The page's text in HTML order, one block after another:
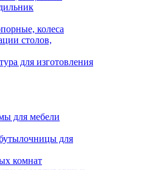
колеса
столов,
для изготовления
для мебели
для
комнат